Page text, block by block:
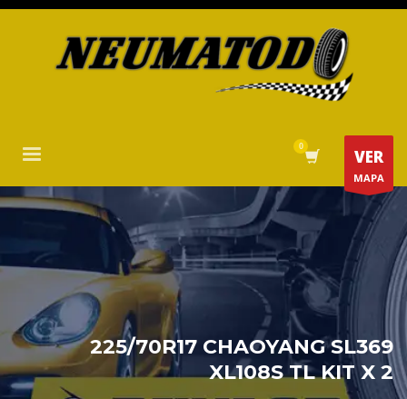
VER
MAPA
225/70R17 CHAOYANG SL369
XL108S TL KIT X 2